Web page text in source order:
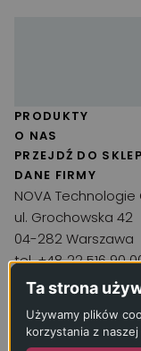
PRODUKTY
Panele podłogowe
Podłogi drewniane
Wykładziny
Chemia podłogowa
Narzędzia
Akcesoria
Inne produkty
Usługi
O NAS
O firmie
Realizacje
Aktualności
Kontakt
PRZEJDŹ DO
DANE FIRMY
NOVA
ul. Grochowska 42
04-282 Warszawa
tel. +48 22 516 90
KRS: 0000066330
NIP: 1250052240
Ta strona
Używamy plików
korzystania z